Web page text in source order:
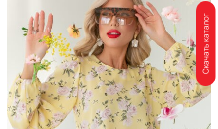
Скачать каталог